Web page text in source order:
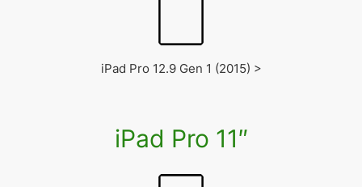
iPad Pro 12.9 Gen 1 (2015) >
iPad Pro 11″